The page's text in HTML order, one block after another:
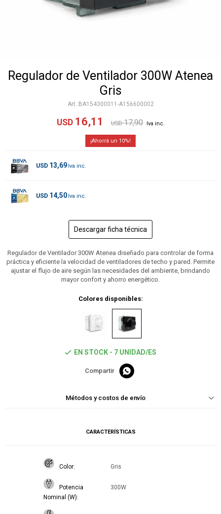
Regulador de Ventilador 300W Atenea
Gris
BA154300011-A156600002
USD 16,11 USD 17,90
10
USD 13,69
USD 14,50
Descargar ficha técnica
Regulador de Ventilador 300W Atenea diseñado para controlar de forma
práctica y eficiente la velocidad de ventiladores de techo y pared. Permite
ajustar el flujo de aire según las necesidades del ambiente, brindando
mayor confort y ahorro energético.
Colores disponibles:
EN STOCK - 7 UNIDAD/ES

Métodos y costos de envío
CARACTERÍSTICAS
Color Gris
Potencia
Nominal (W)
300W